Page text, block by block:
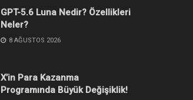
GPT-5.6 Luna Nedir? Özellikleri
Neler?
8 AĞUSTOS 2026
X’in Para Kazanma
Programında Büyük Değişiklik!